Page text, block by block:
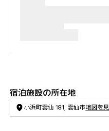
宿泊施設の所在地
小浜町雲仙 181, 雲仙市地図を